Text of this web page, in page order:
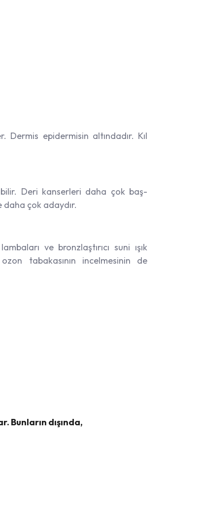
Dermis epidermisin altındadır. Kıl
Deri kanserleri daha çok baş-
çok adaydır.
ve bronzlaştırıcı suni ışık
tabakasının incelmesinin de
Bunların dışında,